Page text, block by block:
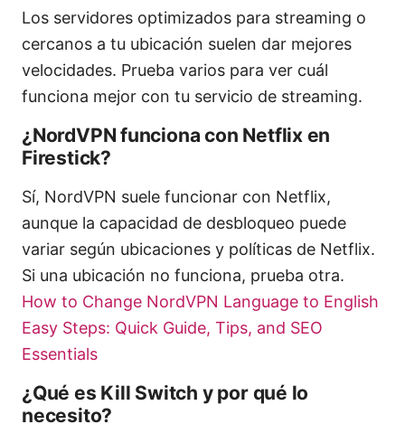
Los servidores optimizados para streaming o
cercanos a tu ubicación suelen dar mejores
velocidades. Prueba varios para ver cuál
funciona mejor con tu servicio de streaming.
¿NordVPN funciona con Netflix en
Firestick?
Sí, NordVPN suele funcionar con Netflix,
aunque la capacidad de desbloqueo puede
variar según ubicaciones y políticas de Netflix.
Si una ubicación no funciona, prueba otra.
How to Change NordVPN Language to English
Easy Steps: Quick Guide, Tips, and SEO
Essentials
¿Qué es Kill Switch y por qué lo
necesito?